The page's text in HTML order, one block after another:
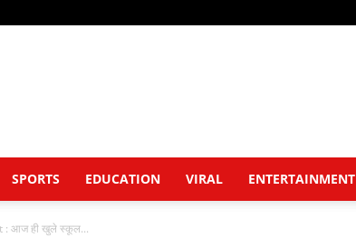
SPORTS EDUCATION VIRAL ENTERTAINMENT
: आज ही खुले स्कूल...